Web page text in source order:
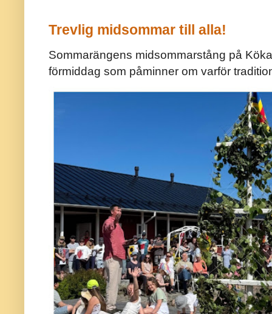
Trevlig midsommar till alla!
Sommarängens midsommarstång på
förmiddag som påminner om varför